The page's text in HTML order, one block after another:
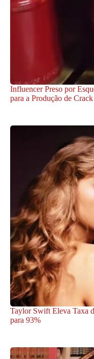
Influencer Preso por
para a Produção de Crack
Taylor Swift Eleva Taxa
para 93%